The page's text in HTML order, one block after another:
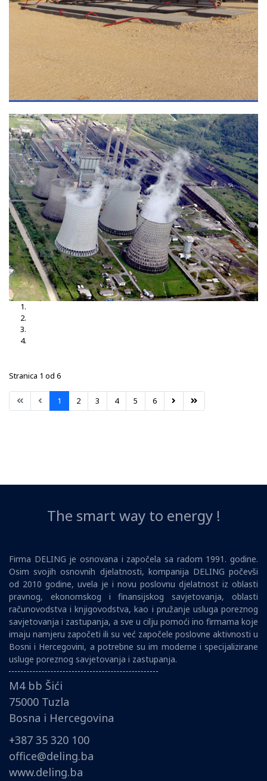
Stranica 1 od 6
1 2 3 4 5 6
The smart way to energy !
Firma DELING je osnovana i započela sa radom 1991. godine.
Osim svojih osnovnih djelatnosti, kompanija DELING počevši
od 2010 godine, uvela je i novu poslovnu djelatnost iz oblasti
pravnog, ekonomskog i finansijskog savjetovanja, oblasti
računovodstva i knjigovodstva, kao i pružanje usluga poreznog
savjetovanja i zastupanja, a sve u cilju pomoći ino firmama koje
imaju namjeru započeti ili su već započele poslovne aktivnosti u
Bosni i Hercegovini, a potrebne su im moderne i specijalizirane
usluge poreznog savjetovanja i zastupanja.
M4 bb Šići
75000 Tuzla
Bosna i Hercegovina
+387 35 320 100
office@deling.ba
www.deling.ba